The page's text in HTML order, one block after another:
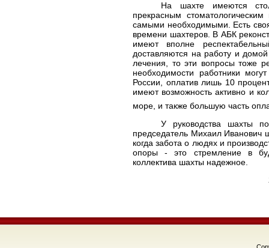
На шахте имеются
прекрасным
самыми необходимыми. Есть
времени шахтеров. В АБК
имеют вполне
доставляются на работу и
лечения, то эти вопросы тоже
необходимости работники
России, оплатив лишь 10
имеют возможность активно и
море, и также большую часть
У руководства шахты
председатель Михаил Иванович
когда забота о людях и
опоры - это стремление в
коллектива шахты надежное.